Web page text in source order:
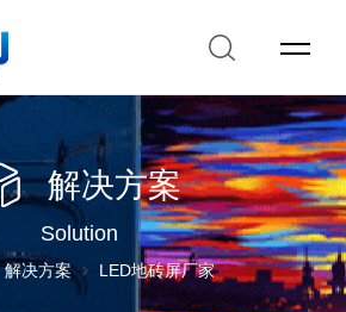
解决方案
Solution
解决方案 LED地砖屏厂家